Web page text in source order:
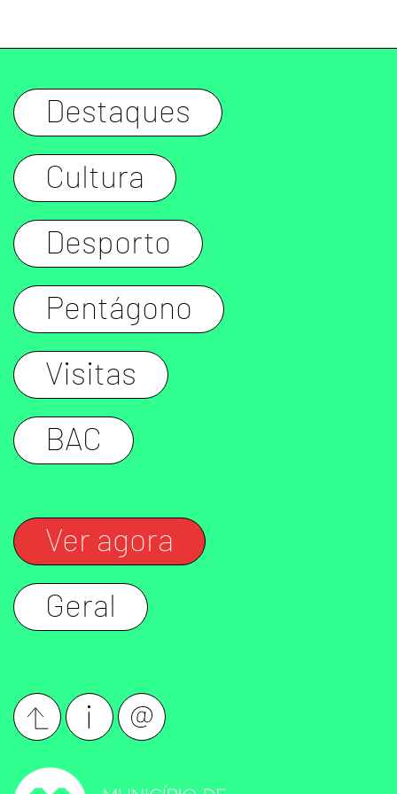
Destaques
Cultura
Desporto
Pentágono
Visitas
BAC
Ver agora
Geral